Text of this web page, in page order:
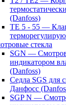
(Danfoss)
TE 5 - 55 —
стекла
SGN —
индикатором
(Danfoss)
Седла SGS для
Данфосс
SGP N —